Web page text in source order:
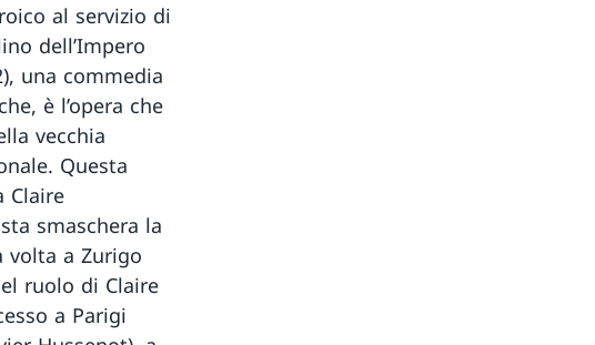
al servizio di
dell’Impero
una commedia
è l’opera che
vecchia
Questa
Claire
smaschera la
volta a Zurigo
ruolo di Claire
a Parigi